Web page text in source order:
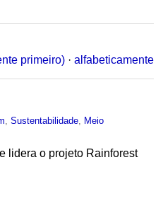
primeiro) · alfabeticamente
,Sustentabilidade
Meio
lidera o projeto Rainforest